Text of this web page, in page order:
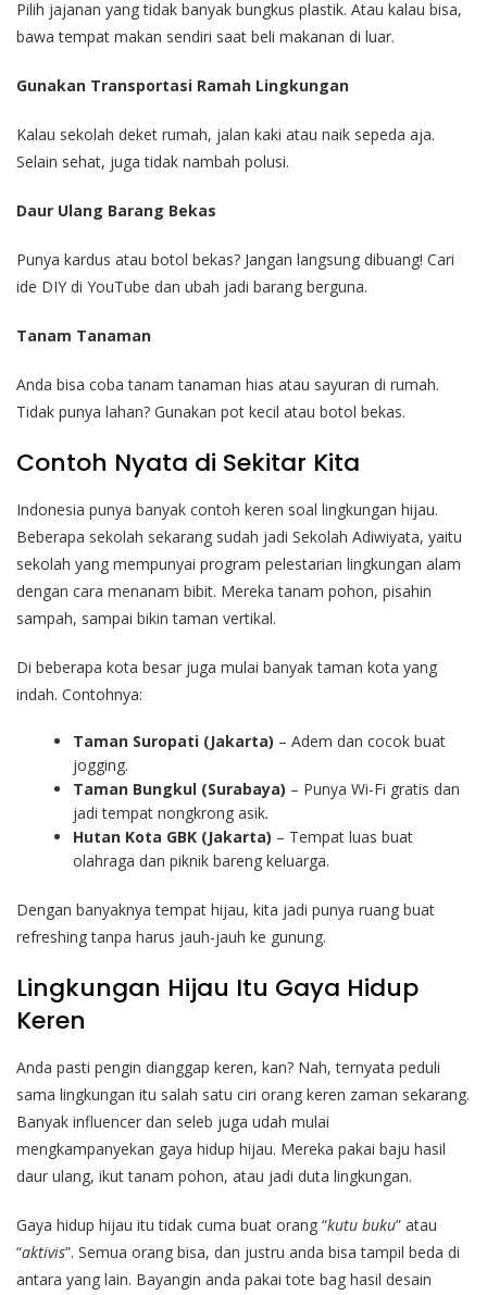
Pilih jajanan yang tidak banyak bungkus plastik. Atau kalau bisa,
bawa tempat makan sendiri saat beli makanan di luar.
Gunakan Transportasi Ramah Lingkungan
Kalau sekolah deket rumah, jalan kaki atau naik sepeda aja.
Selain sehat, juga tidak nambah polusi.
Daur Ulang Barang Bekas
Punya kardus atau botol bekas? Jangan langsung dibuang! Cari
ide DIY di YouTube dan ubah jadi barang berguna.
Tanam Tanaman
Anda bisa coba tanam tanaman hias atau sayuran di rumah.
Tidak punya lahan? Gunakan pot kecil atau botol bekas.
Contoh Nyata di Sekitar Kita
Indonesia punya banyak contoh keren soal lingkungan hijau.
Beberapa sekolah sekarang sudah jadi Sekolah Adiwiyata, yaitu
sekolah yang mempunyai program pelestarian lingkungan alam
dengan cara menanam bibit. Mereka tanam pohon, pisahin
sampah, sampai bikin taman vertikal.
Di beberapa kota besar juga mulai banyak taman kota yang
indah. Contohnya:
Taman Suropati (Jakarta) – Adem dan cocok buat
jogging.
Taman Bungkul (Surabaya) – Punya Wi-Fi gratis dan
jadi tempat nongkrong asik.
Hutan Kota GBK (Jakarta) – Tempat luas buat
olahraga dan piknik bareng keluarga.
Dengan banyaknya tempat hijau, kita jadi punya ruang buat
refreshing tanpa harus jauh-jauh ke gunung.
Lingkungan Hijau Itu Gaya Hidup
Keren
Anda pasti pengin dianggap keren, kan? Nah, ternyata peduli
sama lingkungan itu salah satu ciri orang keren zaman sekarang.
Banyak influencer dan seleb juga udah mulai
mengkampanyekan gaya hidup hijau. Mereka pakai baju hasil
daur ulang, ikut tanam pohon, atau jadi duta lingkungan.
Gaya hidup hijau itu tidak cuma buat orang “kutu buku” atau
“aktivis”. Semua orang bisa, dan justru anda bisa tampil beda di
antara yang lain. Bayangin anda pakai tote bag hasil desain